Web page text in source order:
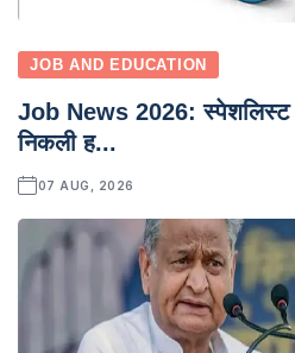
JOB AND EDUCATION
Job News 2026:
निकली ह...
07 AUG, 2026